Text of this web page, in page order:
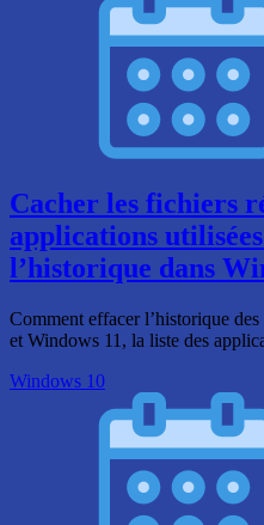
Cacher les fichiers
applications
l’historique dans
Comment effacer l’historique
et Windows 11, la liste des
Windows 10